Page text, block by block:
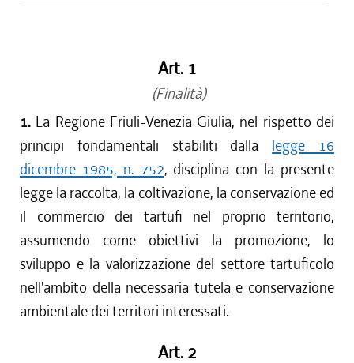
Art. 1
(Finalità)
1. La Regione Friuli-Venezia Giulia, nel rispetto dei
principi fondamentali stabiliti dalla legge 16
dicembre 1985, n. 752, disciplina con la presente
legge la raccolta, la coltivazione, la conservazione ed
il commercio dei tartufi nel proprio territorio,
assumendo come obiettivi la promozione, lo
sviluppo e la valorizzazione del settore tartuficolo
nell'ambito della necessaria tutela e conservazione
ambientale dei territori interessati.
Art. 2